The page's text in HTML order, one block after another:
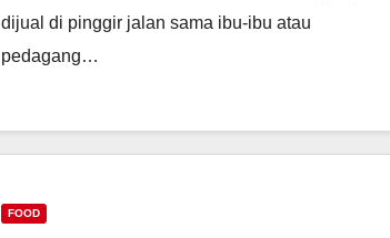
dijual di pinggir jalan sama ibu-ibu atau
pedagang…
FOOD